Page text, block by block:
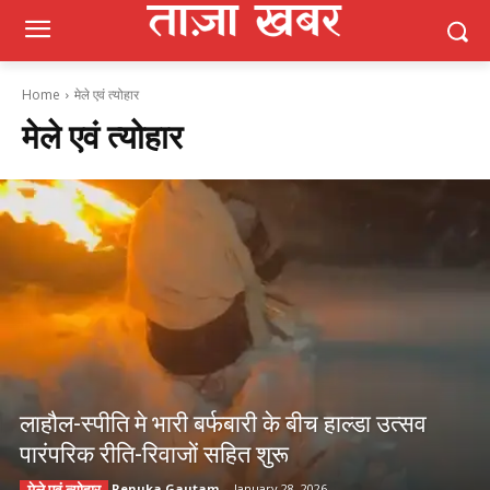
Home मेले एवं त्योहार
मेले एवं त्योहार
लाहौल-स्पीति मे भारी बर्फबारी के बीच हाल्डा उत्सव
पारंपरिक रीति-रिवाजों सहित शुरू